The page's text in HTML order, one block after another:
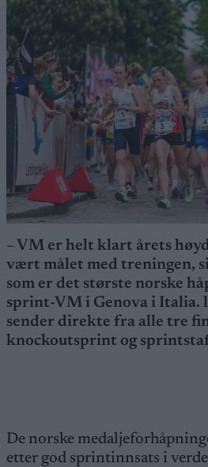
– VM er helt klart årets
vært målet med treningen,
som er det største norske
sprint-VM i Genova i Italia.
sender direkte fra alle tre
knockoutsprint og
De norske
etter god sprintinnsats i